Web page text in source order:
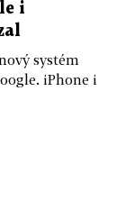
i
systém
iPhone i